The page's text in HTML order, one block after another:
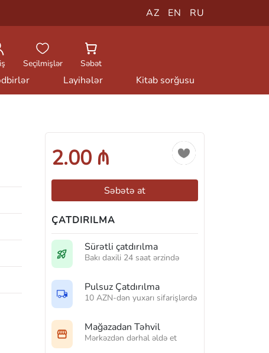
AZ EN RU
Seçilmişlər Səbət
Layihələr Kitab sorğusu
2.00 ₼
Səbətə at
ÇATDIRILMA
Sürətli çatdırılma
Bakı daxili 24 saat ərzində
Pulsuz Çatdırılma
10 AZN-dən yuxarı sifarişlərdə
Mağazadan Təhvil
Mərkəzdən dərhal əldə et